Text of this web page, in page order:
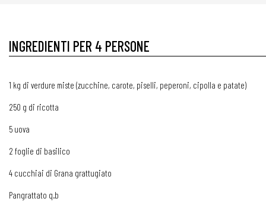
INGREDIENTI PER 4 PERSONE
1 kg di verdure miste (zucchine, carote, piselli, peperoni, cipolla e patate)
250 g di ricotta
5 uova
2 foglie di basilico
4 cucchiai di Grana grattugiato
Pangrattato q.b